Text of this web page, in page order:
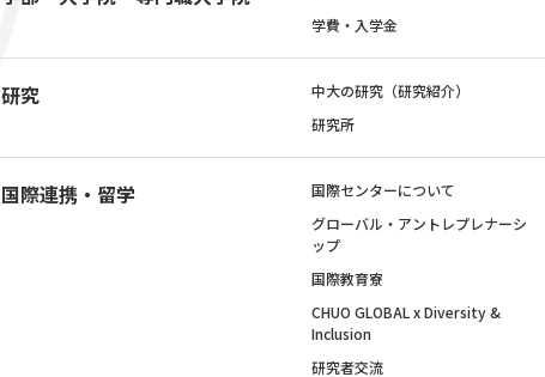
学費・入学金
研究 中大の研究（研究紹介）
研究所
国際連携・留学 国際センターについて
グローバル・アントレプレナーシ
ップ
国際教育寮
CHUO GLOBAL x Diversity &
Inclusion
研究者交流